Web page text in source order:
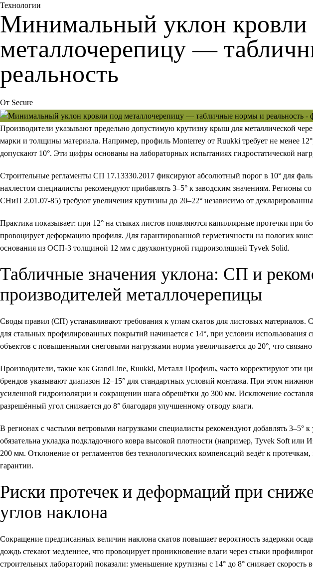
Технологии
Минимальный уклон кровли
металлочерепицу —
реальность
От Secure
Производители указывают предельно допустимую крутизну крыш для металлической
марки и толщины материала. Например, профиль Monterrey от Ruukki требует не менее
допускают 10°. Эти цифры основаны на лабораторных испытаниях гидростатической
Строительные регламенты СП 17.13330.2017 фиксируют абсолютный порог в 10° для
нахлестом специалисты рекомендуют прибавлять 3–5° к заводским значениям. Регионы
СНиП 2.01.07-85) требуют увеличения крутизны до 20–22° независимо от
Практика показывает: при 12° на стыках листов появляются капиллярные протечки при
провоцирует деформацию профиля. Для гарантированной герметичности на пологих
основания из ОСП-3 толщиной 12 мм с двухконтурной гидроизоляцией Tyvek Solid.
Табличные значения уклона: СП и
производителей металлочерепицы
Своды правил (СП) устанавливают требования к углам скатов для листовых
для стальных профилированных покрытий начинается с 14°, при условии
объектов с повышенными снеговыми нагрузками норма увеличивается до 20°, что
Производители, такие как GrandLine, Ruukki, Металл Профиль, часто корректируют эти
брендов указывают диапазон 12–15° для стандартных условий монтажа. При этом
усиленной гидроизоляции и сокращении шага обрешётки до 300 мм. Исключение
разрешённый угол снижается до 8° благодаря улучшенному отводу влаги.
В регионах с частыми ветровыми нагрузками специалисты рекомендуют добавлять 3–5°
обязательна укладка подкладочного ковра высокой плотности (например, Tyvek Soft или
200 мм. Отклонение от регламентов без технологических компенсаций ведёт к
гарантии.
Риски протечек и деформаций при
углов наклона
Сокращение предписанных величин наклона скатов повышает вероятность задержки
дождь стекают медленнее, что провоцирует проникновение влаги через стыки
строительных лабораторий показали: уменьшение крутизны с 14° до 8° снижает